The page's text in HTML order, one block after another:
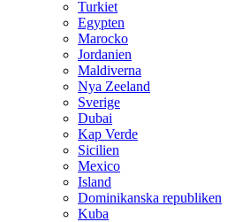
Turkiet
Egypten
Marocko
Jordanien
Maldiverna
Nya Zeeland
Sverige
Dubai
Kap Verde
Sicilien
Mexico
Island
Dominikanska republiken
Kuba